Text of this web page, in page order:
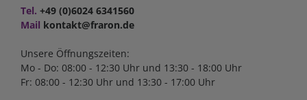
Tel. +49 (0)6024 6341560
Mail kontakt@fraron.de
Unsere Öffnungszeiten:
Mo - Do: 08:00 - 12:30 Uhr und 13:30 - 18:00 Uhr
Fr: 08:00 - 12:30 Uhr und 13:30 - 17:00 Uhr